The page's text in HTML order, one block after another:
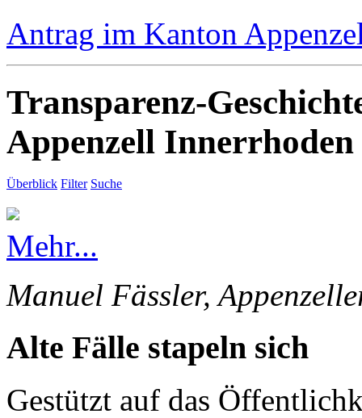
Antrag im Kanton
Transparenz-
Appenzell Innerrhoden
Überblick Filter Suche
Mehr...
Manuel Fässler,
Alte Fälle stapeln sich
Gestützt auf das